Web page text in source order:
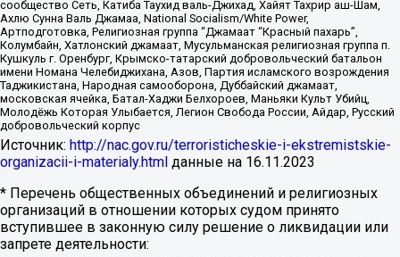
сообщество Сеть, Катиба Таухид валь-Джихад, Хайят Тахрир аш-Шам,
Ахлю Сунна Валь Джамаа, National Socialism/White Power,
Артподготовка, Религиозная группа “Джамаат “Красный пахарь”,
Колумбайн, Хатлонский джамаат, Мусульманская религиозная группа п.
Кушкуль г. Оренбург, Крымско-татарский добровольческий батальон
имени Номана Челебиджихана, Азов, Партия исламского возрождения
Таджикистана, Народная самооборона, Дуббайский джамаат,
московская ячейка, Батал-Хаджи Белхороев, Маньяки Культ Убийц,
Молодёжь Которая Улыбается, Легион Свобода России, Айдар, Русский
добровольческий корпус
Источник: http://nac.gov.ru/terroristicheskie-i-ekstremistskie-
organizacii-i-materialy.html данные на 16.11.2023
* Перечень общественных объединений и религиозных
организаций в отношении которых судом принято
вступившее в законную силу решение о ликвидации или
запрете деятельности: